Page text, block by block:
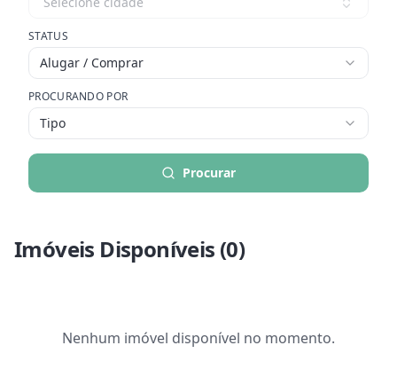
STATUS
Alugar / Comprar
PROCURANDO POR
Tipo
Procurar
Imóveis Disponíveis (0)
Nenhum imóvel disponível no momento.